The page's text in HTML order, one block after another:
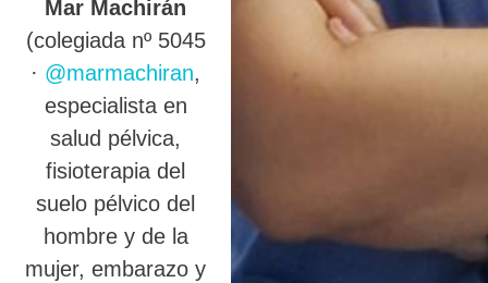
Mar Machirán
(colegiada nº 5045
· @marmachiran,
especialista en
salud pélvica,
fisioterapia del
suelo pélvico del
hombre y de la
mujer, embarazo y